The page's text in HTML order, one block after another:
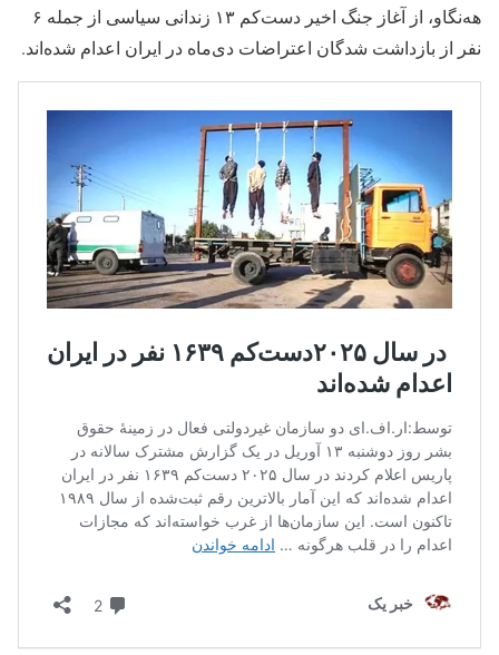
هه‌نگاو، از آغاز جنگ اخیر دست‌کم ۱۳ زندانی سیاسی از جمله ۶
نفر از بازداشت شدگان اعتراضات دی‌ماه در ایران اعدام شده‌اند.